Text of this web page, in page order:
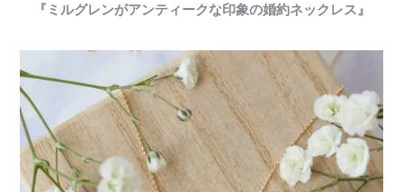
『ミルグレンがアンティークな印象の婚約ネックレス』